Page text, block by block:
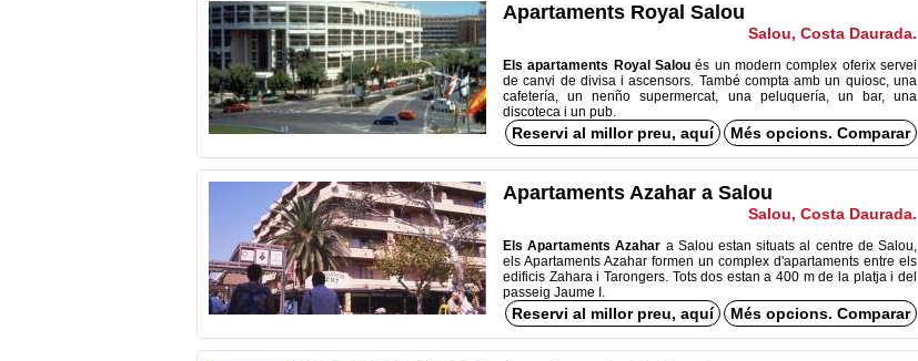
Apartaments Royal Salou
Salou, Costa Daurada.
Els apartaments Royal Saloués un modern complex oferix servei
de canvi de divisa i ascensors. També compta amb un quiosc, una
cafetería, un nenño supermercat, una peluquería, un bar, una
discoteca i un pub.
Reservi al millor preu, aquí Més opcions. Comparar
Apartaments Azahar a Salou
Salou, Costa Daurada.
Els Apartaments Azahar a Salou estan situats al centre de Salou,
els Apartaments Azahar formen un complex d'apartaments entre els
edificis Zahara i Tarongers. Tots dos estan a 400 m de la platja i del
passeig Jaume I.
Reservi al millor preu, aquí Més opcions. Comparar